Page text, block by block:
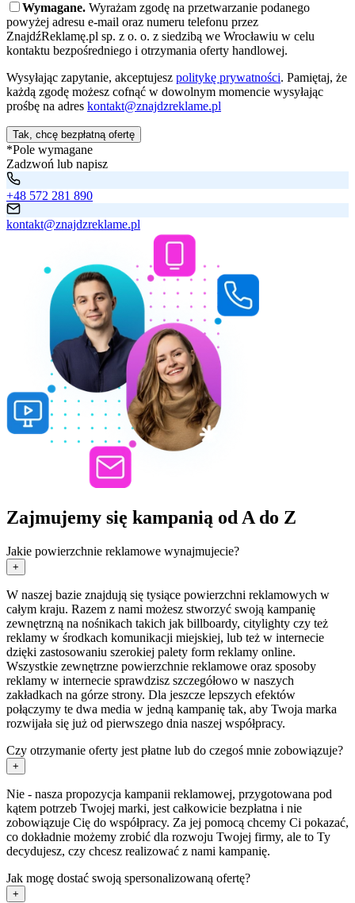
Wymagane. Wyrażam zgodę na przetwarzanie podanego
powyżej adresu e-mail oraz numeru telefonu przez
ZnajdźReklamę.pl sp. z o. o. z siedzibą we Wrocławiu w celu
kontaktu bezpośredniego i otrzymania oferty handlowej.
Wysyłając zapytanie, akceptujesz politykę prywatności. Pamiętaj, że
każdą zgodę możesz cofnąć w dowolnym momencie wysyłając
prośbę na adres kontakt@znajdzreklame.pl
Tak, chcę bezpłatną ofertę
*Pole wymagane
Zadzwoń lub napisz
+48 572 281 890
kontakt@znajdzreklame.pl
Zajmujemy się kampanią od A do Z
Jakie powierzchnie reklamowe wynajmujecie?
+
W naszej bazie znajdują się tysiące powierzchni reklamowych w
całym kraju. Razem z nami możesz stworzyć swoją kampanię
zewnętrzną na nośnikach takich jak billboardy, citylighty czy też
reklamy w środkach komunikacji miejskiej, lub też w internecie
dzięki zastosowaniu szerokiej palety form reklamy online.
Wszystkie zewnętrzne powierzchnie reklamowe oraz sposoby
reklamy w internecie sprawdzisz szczegółowo w naszych
zakładkach na górze strony. Dla jeszcze lepszych efektów
połączymy te dwa media w jedną kampanię tak, aby Twoja marka
rozwijała się już od pierwszego dnia naszej współpracy.
Czy otrzymanie oferty jest płatne lub do czegoś mnie zobowiązuje?
+
Nie - nasza propozycja kampanii reklamowej, przygotowana pod
kątem potrzeb Twojej marki, jest całkowicie bezpłatna i nie
zobowiązuje Cię do współpracy. Za jej pomocą chcemy Ci pokazać,
co dokładnie możemy zrobić dla rozwoju Twojej firmy, ale to Ty
decydujesz, czy chcesz realizować z nami kampanię.
Jak mogę dostać swoją spersonalizowaną ofertę?
+